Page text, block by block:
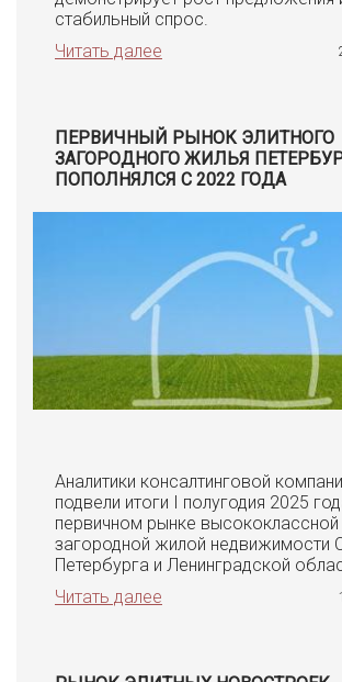
стабильный спрос.
Читать далее
ПЕРВИЧНЫЙ РЫНОК ЭЛИТНОГО
ЗАГОРОДНОГО ЖИЛЬЯ
ПОПОЛНЯЛСЯ С 2022 ГОДА
Аналитики консалтинговой
подвели итоги I полугодия 2025
первичном рынке высококлассной
загородной жилой недвижимости
Петербурга и Ленинградской
Читать далее